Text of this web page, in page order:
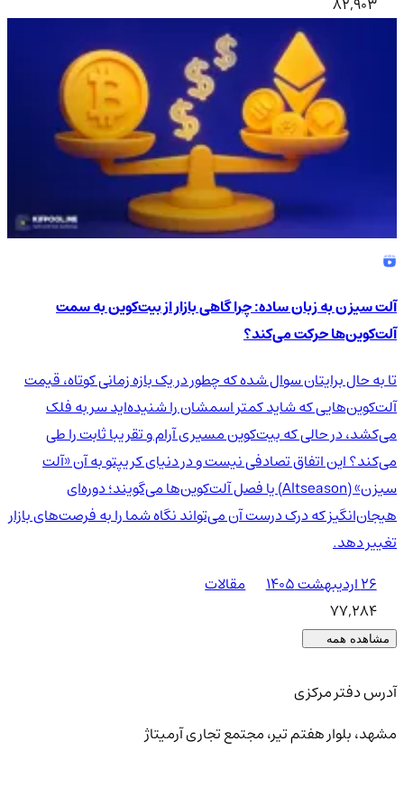
آلت سیزن به زبان ساده: چرا گاهی بازار از بیت‌کوین به سمت
آلت‌کوین‌ها حرکت می‌کند؟
تا به حال برایتان سوال شده که چطور در یک بازه زمانی کوتاه، قیمت
آلت‌کوین‌هایی که شاید کمتر اسمشان را شنیده‌اید سر به فلک
می‌کشد، در حالی که بیت‌کوین مسیری آرام و تقریبا ثابت را طی
می‌کند؟ این اتفاق تصادفی نیست و در دنیای کریپتو به آن «آلت
سیزن» (Altseason) یا فصل آلت‌کوین‌ها می‌گویند؛ دوره‌ای
هیجان‌انگیز که درک درست آن می‌تواند نگاه شما را به فرصت‌های بازار
تغییر دهد.
۲۶ اردیبهشت ۱۴۰۵
مقالات
77,284
مشاهده همه
آدرس دفتر مرکزی
مشهد، بلوار هفتم تیر، مجتمع تجاری آرمیتاژ